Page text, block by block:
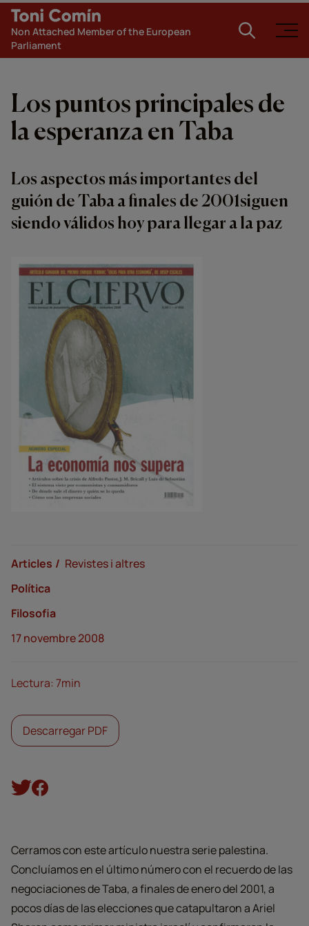
Non Attached Member of the European
Parliament
Cerramos con este artículo nuestra serie palestina.
Concluíamos en el último número con el recuerdo de las
negociaciones de Taba, a finales de enero del 2001, a
pocos días de las elecciones que catapultaron a Ariel
Los puntos principales de
la esperanza en Taba
Los aspectos más importantes del
guión de Taba a finales de 2001siguen
siendo válidos hoy para llegar a la paz
Articles
Revistes i altres
Política
Filosofia
17 novembre 2008
Lectura: 7min
Descarregar PDF